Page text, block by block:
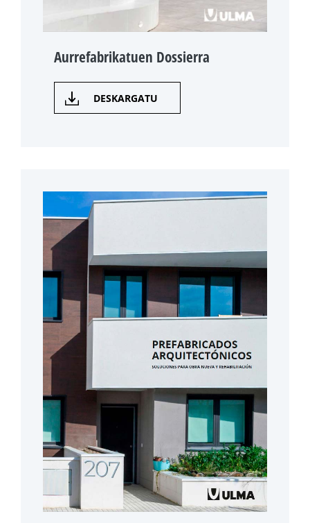
Aurrefabrikatuen Dossierra
DESKARGATU